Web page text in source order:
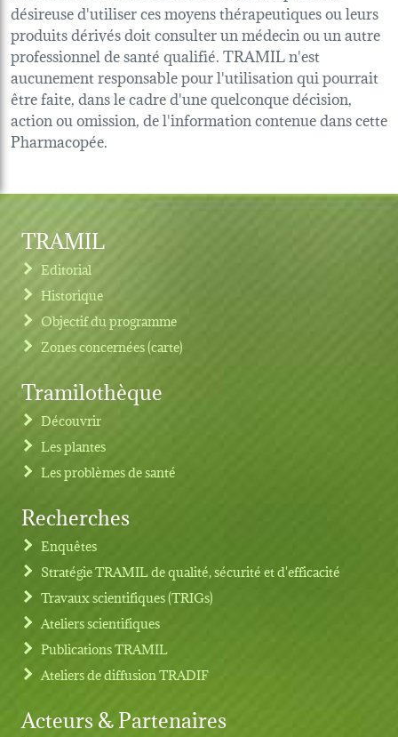
désireuse d'utiliser ces moyens thérapeutiques ou leurs
produits dérivés doit consulter un médecin ou un autre
professionnel de santé qualifié. TRAMIL n'est
aucunement responsable pour l'utilisation qui pourrait
être faite, dans le cadre d'une quelconque décision,
action ou omission, de l'information contenue dans cette
Pharmacopée.
Footer menu
TRAMIL
Editorial
Historique
Objectif du programme
Zones concernées (carte)
Tramilothèque
Découvrir
Les plantes
Les problèmes de santé
Recherches
Enquêtes
Stratégie TRAMIL de qualité, sécurité et d'efficacité
Travaux scientifiques (TRIGs)
Ateliers scientifiques
Publications TRAMIL
Ateliers de diffusion TRADIF
Acteurs & Partenaires